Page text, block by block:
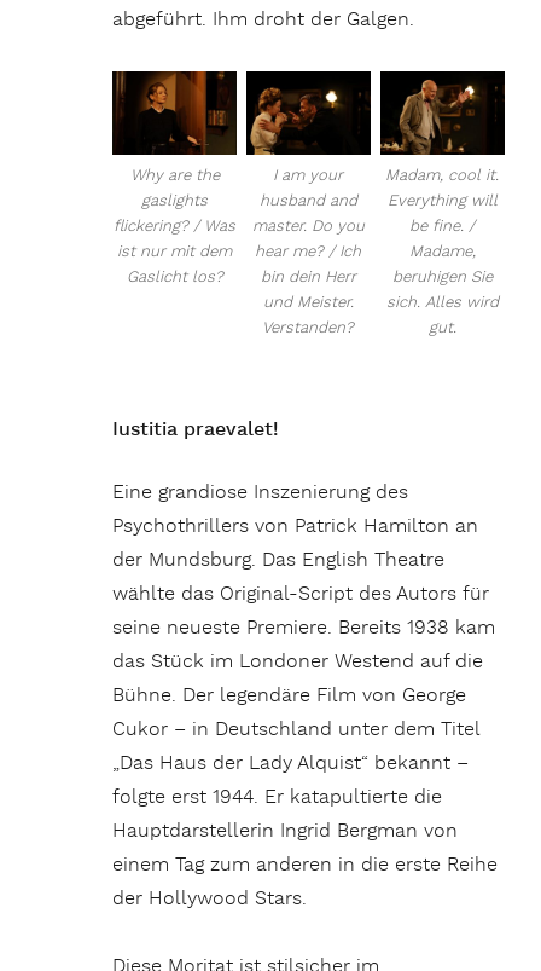
abgeführt. Ihm droht der Galgen.
Why are the
gaslights
flickering? / Was
ist nur mit dem
Gaslicht los?
I am your
husband and
master. Do you
hear me? / Ich
bin dein Herr
und Meister.
Verstanden?
Madam, cool it.
Everything will
be fine. /
Madame,
beruhigen Sie
sich. Alles wird
gut.
Iustitia praevalet!
Eine grandiose Inszenierung des
Psychothrillers von Patrick Hamilton an
der Mundsburg. Das English Theatre
wählte das Original-Script des Autors für
seine neueste Premiere. Bereits 1938 kam
das Stück im Londoner Westend auf die
Bühne. Der legendäre Film von George
Cukor – in Deutschland unter dem Titel
„Das Haus der Lady Alquist“ bekannt –
folgte erst 1944. Er katapultierte die
Hauptdarstellerin Ingrid Bergman von
einem Tag zum anderen in die erste Reihe
der Hollywood Stars.